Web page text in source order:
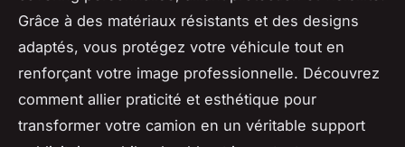
Grâce à des matériaux résistants et des designs
adaptés, vous protégez votre véhicule tout en
renforçant votre image professionnelle. Découvrez
comment allier praticité et esthétique pour
transformer votre camion en un véritable support